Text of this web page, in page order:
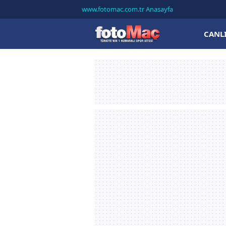
www.fotomac.com.tr Anasayfa